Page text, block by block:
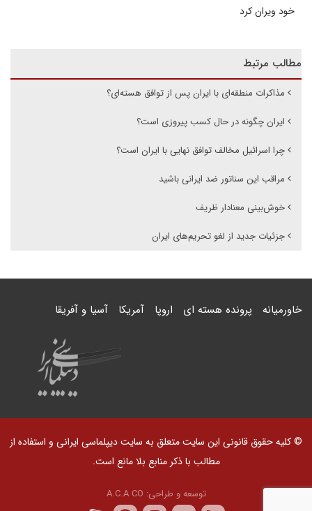
خود ویران کرد
مطالب مرتبط
مذاکرات منطقه‌ای با ایران پس از توافق هسته‌ای؟
ایران چگونه در حال کسب پیروزی است؟
چرا اسرائیل مخالف توافق نهایی با ایران است؟
مراقب این سناتور ضد ایرانی باشید
خوش‌بینی معنادار ظریف
جزئیات جدید از لغو تحریم‌های ایران
خاورمیانه پرونده هسته ای اروپا آمریکا آسیا و آفریقا
© کلیه حقوق قانونی این سایت متعلق به سایت دیپلماسی ایرانی و استفاده از
مطالب با ذکر منابع بلا مانع است.
توسعه و طراحی: A.C.A CO